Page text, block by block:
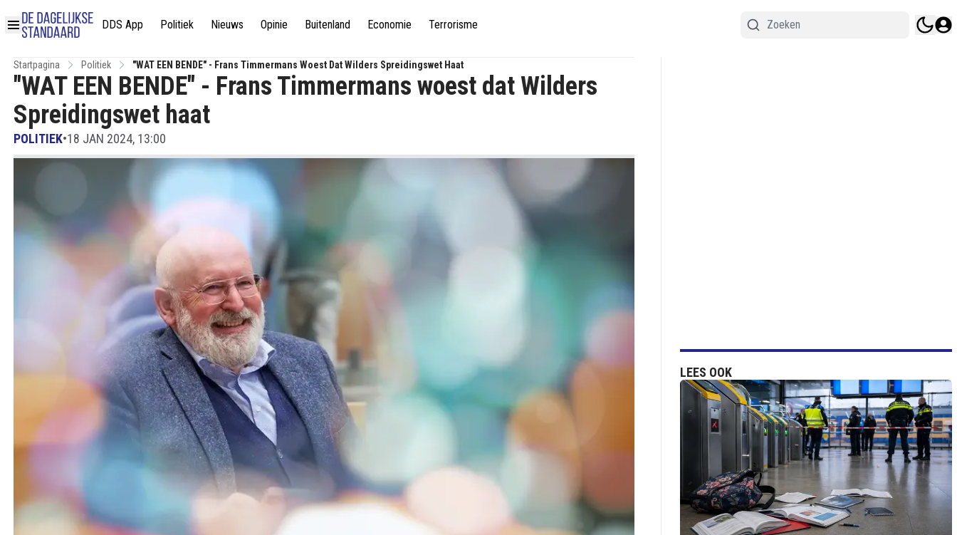
DDS App Politiek Nieuws Opinie Buitenland Economie Terrorisme
Startpagina Politiek "WAT EEN BENDE" - Frans Timmermans Woest Dat Wilders Spreidingswet Haat
"WAT EEN BENDE" - Frans Timmermans woest dat Wilders
Spreidingswet haat
POLITIEK•18 JAN 2024, 13:00
LEES OOK